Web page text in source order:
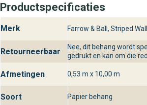
Productspecificaties
Merk Farrow & Ball, Striped
Retourneerbaar
Nee, dit behang wordt
gedrukt en kan om die
Afmetingen 0,53 m x 10,00 m
Soort Papier behang